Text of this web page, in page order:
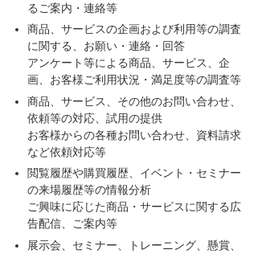
るご案内・連絡等
商品、サービスの企画および利用等の調査
に関する、お願い・連絡・回答
アンケート等による商品、サービス、企
画、お客様ご利用状況・満足度等の調査等
商品、サービス、その他のお問い合わせ、
依頼等の対応、試用の提供
お客様からの各種お問い合わせ、資料請求
など依頼対応等
閲覧履歴や購買履歴、イベント・セミナー
の来場履歴等の情報分析
ご興味に応じた商品・サービスに関する広
告配信、ご案内等
展示会、セミナー、トレーニング、懸賞、